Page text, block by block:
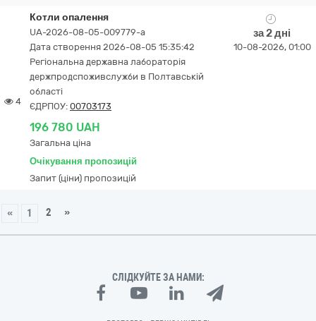
4
Котли опалення
UA-2026-08-05-009779-a
Дата створення 2026-08-05 15:35:42
Регіональна державна лабораторія
держпродспоживслужби в Полтавській
області
ЄДРПОУ: 00703173
196 780 UAH
Загальна ціна
Очікування пропозицій
Запит (ціни) пропозицій
за 2 дні
10-08-2026, 01:00
« 1 2 »
СЛІДКУЙТЕ ЗА НАМИ: